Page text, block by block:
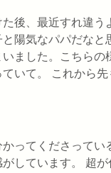
後、最近すれ違う
陽気なパパだな
ました。こちら
いて。 これから先
ってくださってい
しています。 超